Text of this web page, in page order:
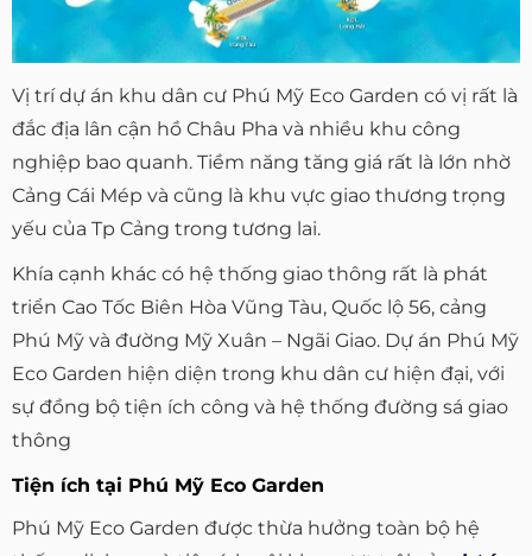
Vị trí dự án khu dân cư Phú Mỹ Eco Garden có vị rất là
đắc địa lân cận hồ Châu Pha và nhiều khu công
nghiệp bao quanh. Tiềm năng tăng giá rất là lớn nhờ
Cảng Cái Mép và cũng là khu vực giao thương trọng
yếu của Tp Cảng trong tương lai.
Khía cạnh khác có hệ thống giao thông rất là phát
triển Cao Tốc Biên Hòa Vũng Tàu, Quốc lộ 56, cảng
Phú Mỹ và đường Mỹ Xuân – Ngãi Giao. Dự án Phú Mỹ
Eco Garden hiện diện trong khu dân cư hiện đại, với
sự đồng bộ tiện ích công và hệ thống đường sá giao
thông
Tiện ích tại Phú Mỹ Eco Garden
Phú Mỹ Eco Garden được thừa hưởng toàn bộ hệ